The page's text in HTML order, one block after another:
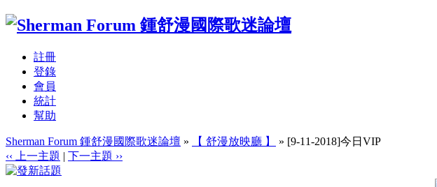
註冊
登錄
會員
統計
幫助
Sherman Forum 鍾舒漫國際歌迷論壇 » 【 舒漫放映廳 】
» [9-11-2018]今日VIP
‹‹ 上一主題 | 下一主題 ››